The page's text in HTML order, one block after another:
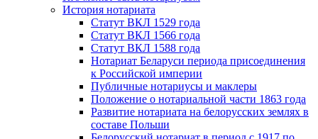
История нотариата
Статут ВКЛ 1529 года
Статут ВКЛ 1566 года
Статут ВКЛ 1588 года
Нотариат Беларуси периода присоединения
к Российской империи
Публичные нотариусы и маклеры
Положение о нотариальной части 1863 года
Развитие нотариата на белорусских землях в
составе Польши